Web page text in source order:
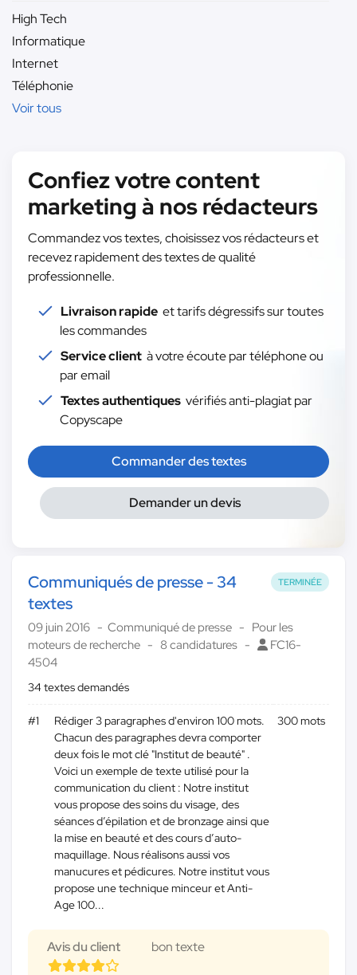
High Tech
Informatique
Internet
Téléphonie
Voir tous
Confiez votre content
marketing à nos rédacteurs
Commandez vos textes, choisissez vos rédacteurs et
recevez rapidement des textes de qualité
professionnelle.
Livraison rapide et tarifs dégressifs sur toutes
les commandes
Service client à votre écoute par téléphone ou
par email
Textes authentiques vérifiés anti-plagiat par
Copyscape
Commander des textes
Demander un devis
TERMINÉE
Communiqués de presse - 34
textes
09 juin 2016 Communiqué de presse
Pour les
moteurs de recherche
8 candidatures
FC16-
4504
34 textes demandés
#1
Rédiger 3 paragraphes d'environ 100 mots.
Chacun des paragraphes devra comporter
deux fois le mot clé "Institut de beauté" .
Voici un exemple de texte utilisé pour la
communication du client : Notre institut
vous propose des soins du visage, des
séances d’épilation et de bronzage ainsi que
la mise en beauté et des cours d’auto-
maquillage. Nous réalisons aussi vos
manucures et pédicures. Notre institut vous
propose une technique minceur et Anti-
Age 100...
300 mots
Avis du client bon texte